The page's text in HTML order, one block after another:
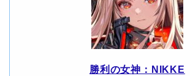
勝利の女神：NIKKE